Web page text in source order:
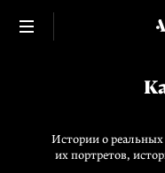
Истории о
их портретов,